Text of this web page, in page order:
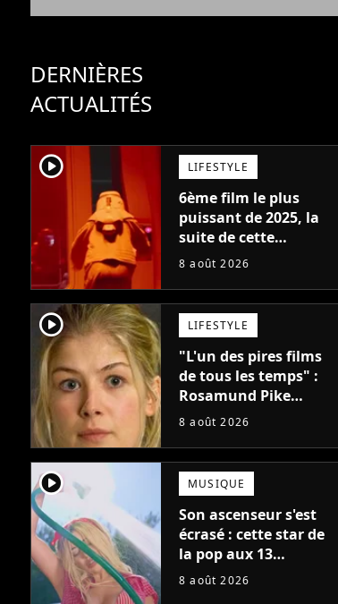
DERNIÈRES
ACTUALITÉS
player2 LIFESTYLE
6ème film le plus
puissant de 2025, la
suite de cette
franchise culte est
réalisateur claque la
porte pour "différends
créatifs"
8 août 2026
player2 LIFESTYLE
"L'un des pires films
de tous les temps" :
Rosamund Pike
pensait que ce film
fiction avec Dwayne
Johnson mettrait fin à
sa carrière
8 août 2026
player2 MUSIQUE
Son ascenseur s'est
écrasé : cette star de
la pop aux 13
milliards d'écoutes a
8 août 2026